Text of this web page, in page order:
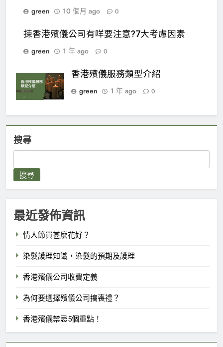
green
10 個月 ago 0
揀香港殯儀公司有咩要注意?7大考慮因素
green
1 年 ago 0
香港殯儀服務類型介紹
green
1 年 ago 0
搜尋
搜尋
最近發佈資訊
情人節買甚麼花好？
染髮護理知識，染髮的預期及護理
香港殯儀公司收費定義
為何要選擇殯儀公司搞喪禮？
香港殯儀禁忌5個重點！